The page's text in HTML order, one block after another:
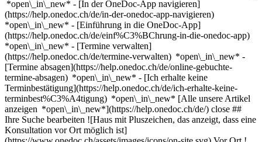
*open\_in\_new* - [In der OneDoc-App navigieren]
(https://help.onedoc.ch/de/in-der-onedoc-app-navigieren)
*open\_in\_new* - [Einführung in die OneDoc-App]
(https://help.onedoc.ch/de/einf%C3%BChrung-in-die-onedoc-app)
*open\_in\_new* - [Termine verwalten](https://help.onedoc.ch/de/termine-verwalten) *open\_in\_new* - [Termine absagen](https://help.onedoc.ch/de/online-gebuchte-termine-absagen) *open\_in\_new* - [Ich erhalte keine Terminbestätigung](https://help.onedoc.ch/de/ich-erhalte-keine-terminbest%C3%A4tigung) *open\_in\_new* [Alle unsere Artikel anzeigen *open\_in\_new*](https://help.onedoc.ch/de/) close ## Ihre Suche bearbeiten ![Haus mit Pluszeichen, das anzeigt, dass eine Konsultation vor Ort möglich ist](https://www.onedoc.ch/assets/images/icons/on-site.svg) Vor Ort ![Kamera mit Play-Symbol, die anzeigt, dass eine Konsultation per Video aus der Ferne möglich ist](https://www.onedoc.ch/assets/images/icons/remote.svg) Virtuell Suche #### Fachrichtung #### Gesundheitsfachperson #### Einrichtung edit Vorsorgeuntersuchung Humane Papillomaviren (HPV) | PAP Abstrich in Urtenen-Schönbühl tune Filter Neue Patienten*keyboard\_arrow\_down* - Zugelassen*check\_circle* Gesprochene Sprachen*keyboard\_arrow\_down* - Deutsch*check\_circle* - Englisch*check\_circle* - Französisch*check\_circle* - Italienisch*check\_circle* - Polnisch*check\_circle* - Portugiesisch*check\_circle* - Rumänisch*check\_circle* - Russisch*check\_circle* - Spanisch*check\_circle* - Tschechisch*check\_circle* - Ukrainisch*check\_circle* Geschlecht*keyboard\_arrow\_down* - Weiblich*check\_circle* - Männlich*check\_circle* Netzwerk*keyboard\_arrow\_down* - Hirslanden*check\_circle* - Medbase*check\_circle* Verfügbarkeit*keyboard\_arrow\_down* - Heute*check\_circle* - In den nächsten 3 Tagen*check\_circle* - In den nächsten 7 Tagen*check\_circle* - In den nächsten 14 Tagen*check\_circle* # __Vorsorgeuntersuchung Humane Papillomaviren (HPV) | PAP Abstrich__ in __Urtenen-Schönbühl__: Buchen Sie heute Ihren Termin online ## 2 Ergebnisse in Urtenen-Schönbühl [![Dr. med. Gabriela Boss, Gynäkologin (Frauenärztin und Geburtshelferin) in Urtenen-Schönbühl](https://assets.onedoc.ch/images/users/fb163349e500e49894c2bf756c482aa05e2921d712a9a4ff8e5a71e171e4d568-small.jpg "Dr. med. Gabriela Boss, Gynäkologin (Frauenärztin und Geburtshelferin) in Urtenen-Schönbühl")](https://www.onedoc.ch/de/gynakologin-frauenarztin-und-geburtshelferin/urtenen-schonbuhl/px58/dr-med-gabriela-boss) ### [Dr. med. Gabriela Boss](https://www.onedoc.ch/de/gynakologin-frauenarztin-und-geburtshelferin/urtenen-schonbuhl/px58/dr-med-gabriela-boss) ![Abzeichen, das ein verifiziertes Profil kennzeichnet](https://www.onedoc.ch/assets/images/icons/checkmark.svg) [Gynäkologin (Frauenärztin und Geburtshelferin)](https://www.onedoc.ch/de/gynakologe-frauenarzt-und-geburtshelfer/urtenen-schonbuhl) [Zentrumspraxis](https://www.onedoc.ch/de/medizinische-praxis/urtenen-schonbuhl/eqa1/zentrumspraxis) Zentrumsplatz 14 3322 Urtenen-Schönbühl ![Patient mit Minuszeichen, der anzeigt, dass keine neuen Patienten angenommen werden](https://www.onedoc.ch/assets/images/icons/no-new-patients.svg)Akzeptiert keine neuen Patienten [Termin buchen](https://www.onedoc.ch/de/gynakologin-frauenarztin-und-geburtshelferin/urtenen-schonbuhl/px58/dr-med-gabriela-boss) Expertisen: Vorsorgeuntersuchung Humane Papillomaviren (HPV) | PAP Abstrich, [Verhütung](https://www.onedoc.ch/de/verhutung/urtenen-schonbuhl), [Verhütungspille | Antibabypille](https://www.onedoc.ch/de/verhutungspille-antibabypille/urtenen-schonbuhl)Mehr anzeigen *chevron\_left* Di. 04 Aug. *chevron\_right* Mehr Termine anzeigen *error\_outline* Beim Laden der Verfügbarkeiten ist ein Fehler aufgetreten [Erneut versuchen](https://www.onedoc.ch) Expertisen: Vorsorgeuntersuchung Humane Papillomaviren (HPV) | PAP Abstrich, [Verhütung](https://www.onedoc.ch/de/verhutung/urtenen-schonbuhl), [Verhütungspille | Antibabypille](https://www.onedoc.ch/de/verhutungspille-antibabypille/urtenen-schonbuhl)Mehr anzeigen [![Dr. med. Uwe Dietz, Gynäkologe (Frauenarzt und Geburtshelfer) in Urtenen-Schönbühl](https://assets.onedoc.ch/images/users/ed2ab788c41b4c46f2d3af4bc0acf5ad567ab9a3f7092fe59ff0ecca36a18539-small.jpg "Dr. med. Uwe Dietz, Gynäkologe (Frauenarzt und Geburtshelfer) in Urtenen-Schönbühl")](https://www.onedoc.ch/de/gynakologe-frauenarzt-und-geburtshelfer/urtenen-schonbuhl/px57/dr-med-uwe-dietz) ### [Dr. med. Uwe Dietz](https://www.onedoc.ch/de/gynakologe-frauenarzt-und-geburtshelfer/urtenen-schonbuhl/px57/dr-med-uwe-dietz) ![Abzeichen, das ein verifiziertes Profil kennzeichnet](https://www.onedoc.ch/assets/images/icons/checkmark.svg) [Gynäkologe (Frauenarzt und Geburtshelfer)](https://www.onedoc.ch/de/gynakologe-frauenarzt-und-geburtshelfer/urtenen-schonbuhl) [Zentrumspraxis](https://www.onedoc.ch/de/medizinische-praxis/urtenen-schonbuhl/eqa1/zentrumspraxis) Zentrumsplatz 14 3322 Urtenen-Schönbühl ![Patient mit Pluszeichen, der anzeigt, dass neue Patienten angenommen werden](https://www.onedoc.ch/assets/images/icons/new-patients.svg)Akzeptiert neue Patienten [Termin buchen](https://www.onedoc.ch/de/gynakologe-frauenarzt-und-geburtshelfer/urtenen-schonbuhl/px57/dr-med-uwe-dietz) Expertisen: Vorsorgeuntersuchung Humane Papillomaviren (HPV) | PAP Abstrich, [Verhütung](https://www.onedoc.ch/de/verhutung/urtenen-schonbuhl), [Verhütungspille | Antibabypille](https://www.onedoc.ch/de/verhutungspille-antibabypille/urtenen-schonbuhl)Mehr anzeigen *chevron\_left* Di. 04 Aug. *chevron\_right* Mehr Termine anzeigen *error\_outline* Beim Laden der Verfügbarkeiten ist ein Fehler aufgetreten [Erneut versuchen](https://www.onedoc.ch) Expertisen: Vorsorgeuntersuchung Humane Papillomaviren (HPV) | PAP Abstrich, [Verhütung](https://www.onedoc.ch/de/verhutung/urtenen-schonbuhl), [Verhütungspille | Antibabypille](https://www.onedoc.ch/de/verhutungspille-antibabypille/urtenen-schonbuhl)Mehr anzeigen ## __Vorsorgeuntersuchung Humane Papillomaviren (HPV) | PAP Abstrich__ in der Umgebung von __Urtenen-Schönbühl__: Andere Gesundheitsfachpersonen können Online gebucht werden [![Herr Bernhard Paul-Laszlo, Gynäkologe (Frauenarzt und Geburtshelfer) in Bern](https://assets.onedoc.ch/images/users/fe7cb7318006900f5c10dda55ad06dc15875467cf12e59adcdab89c3ddf11118-small.jpg "Herr Bernhard Paul-Laszlo, Gynäkologe (Frauenarzt und Geburtshelfer) in Bern")](https://www.onedoc.ch/de/gynakologe-frauenarzt-und-geburtshelfer/bern/pcnof/bernhard-paul-laszlo) ### [Herr Bernhard Paul-Laszlo](https://www.onedoc.ch/de/gynakologe-frauenarzt-und-geburtshelfer/bern/pcnof/bernhard-paul-laszlo) ![Abzeichen, das ein verifiziertes Profil kennzeichnet](https://www.onedoc.ch/assets/images/icons/checkmark.svg) [Gynäkologe (Frauenarzt und Geburtshelfer)](https://www.onedoc.ch/de/gynakologe-frauenarzt-und-geburtshelfer/bern) [SenoMed AG / Brustzentrum Bern Biel / Praxis für Senologie & Gynäkologie](https://www.onedoc.ch/de/klinik/bern/e3a2/senomed-ag-brustzentrum-bern-biel-praxis-fur-senologie-gynakologie) Schänzlistrasse 33 3013 Bern ![Herr Bernhard Paul-Laszlo ist bei Hirslanden angeschlossen](https://assets.onedoc.ch/images/networks/logos/7a9c24ef8e66c111282a51999a6cedf6d489b2b7daf5ce11d914499004b82a1b-small.png) ![Patient mit Pluszeichen, der anzeigt, dass neue Patienten angenommen werden](https://www.onedoc.ch/assets/images/icons/new-patients.svg)Akzeptiert neue Patienten [Termin buchen](https://www.onedoc.ch/de/gynakologe-frauenarzt-und-geburtshelfer/bern/pcnof/bernhard-paul-laszlo) Expertisen:[Vorsorgeuntersuchung Humane Papillomaviren (HPV) | PAP Abstrich](https://www.onedoc.ch/de/vorsorgeuntersuchung-humane-papillomaviren-hpv-pap-abstrich/bern), [Brustbiopsie](https://www.onedoc.ch/de/brustbiopsie/bern), [Brustkrebs | Mammakarzinom](https://www.onedoc.ch/de/brustkrebs-mammakarzinom/bern), [Brustspezialist](https://www.onedoc.ch/de/brustspezialist/bern), [Mammographie](https://www.onedoc.ch/de/mammographie/bern), [Vorsorgeuntersuchung Brustkrebs](https://www.onedoc.ch/de/vorsorgeuntersuchung-brustkrebs/bern), [Mastektomie | Brustentfernung](https://www.onedoc.ch/de/mastektomie-brustentfernung/bern), [Wechseljahre | Menopause](https://www.onedoc.ch/de/wechseljahre-menopause/bern), [Hormonanalyse](https://www.onedoc.ch/de/hormonanalyse/bern), [Spirale | Spiraleinlage | Intrauterinpessar (IUP)](https://www.onedoc.ch/de/spirale-spiraleinlage-intrauterinpessar-iup/bern), [Gynäkologischer Notfall | Notfall Frauenarzt](https://www.onedoc.ch/de/gynakologischer-notfall-notfall-frauenarzt/bern), [Harnwegsinfektion | Zystitis | Blasenentzündung](https://www.onedoc.ch/de/harnwegsinfektion-zystitis-blasenentzundung/bern), [Kinderwunsch | Fertilitätsbehandlung](https://www.onedoc.ch/de/kinderwunsch-fertilitatsbehandlung/bern)Mehr anzeigen *chevron\_left* Di. 04 Aug. *chevron\_right* Mehr Termine anzeigen *error\_outline* Beim Laden der Verfügbarkeiten ist ein Fehler aufgetreten [Erneut versuchen](https://www.onedoc.ch) Expertisen:[Vorsorgeuntersuchung Humane Papillomaviren (HPV) | PAP Abstrich](https://www.onedoc.ch/de/vorsorgeuntersuchung-humane-papillomaviren-hpv-pap-abstrich/bern), [Brustbiopsie](https://www.onedoc.ch/de/brustbiopsie/bern), [Brustkrebs | Mammakarzinom](https://www.onedoc.ch/de/brustkrebs-mammakarzinom/bern), [Brustspezialist](https://www.onedoc.ch/de/brustspezialist/bern), [Mammographie](https://www.onedoc.ch/de/mammographie/bern), [Vorsorgeuntersuchung Brustkrebs](https://www.onedoc.ch/de/vorsorgeuntersuchung-brustkrebs/bern), [Mastektomie | Brustentfernung](https://www.onedoc.ch/de/mastektomie-brustentfernung/bern), [Wechseljahre | Menopause](https://www.onedoc.ch/de/wechseljahre-menopause/bern), [Hormonanalyse](https://www.onedoc.ch/de/hormonanalyse/bern), [Spirale | Spiraleinlage | Intrauterinpessar (IUP)](https://www.onedoc.ch/de/spirale-spiraleinlage-intrauterinpessar-iup/bern), [Gynäkologischer Notfall | Notfall Frauenarzt](https://www.onedoc.ch/de/gynakologischer-notfall-notfall-frauenarzt/bern), [Harnwegsinfektion | Zystitis | Blasenentzündung](https://www.onedoc.ch/de/harnwegsinfektion-zystitis-blasenentzundung/bern), [Kinderwunsch |